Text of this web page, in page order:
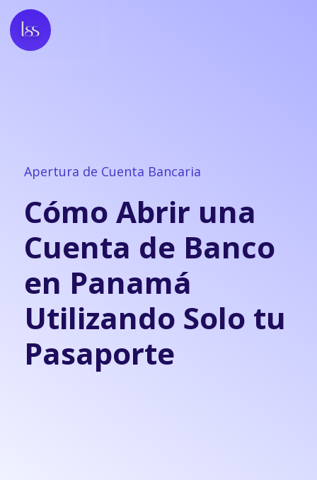
Apertura de Cuenta Bancaria
Cómo Abrir una
Cuenta de Banco
en Panamá
Utilizando Solo tu
Pasaporte